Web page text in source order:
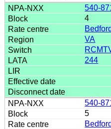
540-
4
Bedford
VA
244
540-
5
Bedford